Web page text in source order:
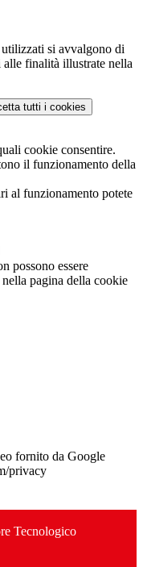
si avvalgono di
finalità illustrate nella
tutti i cookies
cookie consentire.
il funzionamento della
al funzionamento potete
possono essere
pagina della cookie
fornito da Google
privacy
Tecnologico